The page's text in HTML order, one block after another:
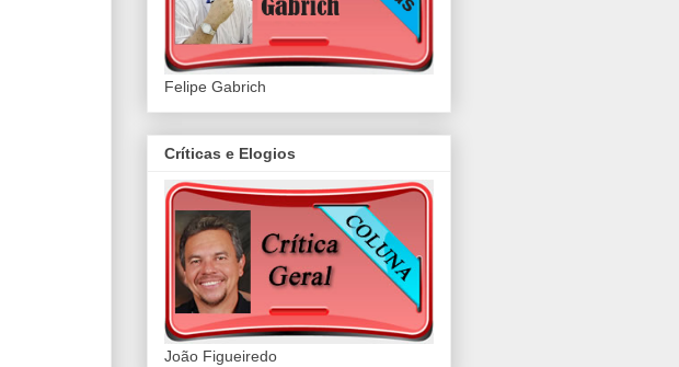
Felipe Gabrich
Críticas e Elogios
João Figueiredo